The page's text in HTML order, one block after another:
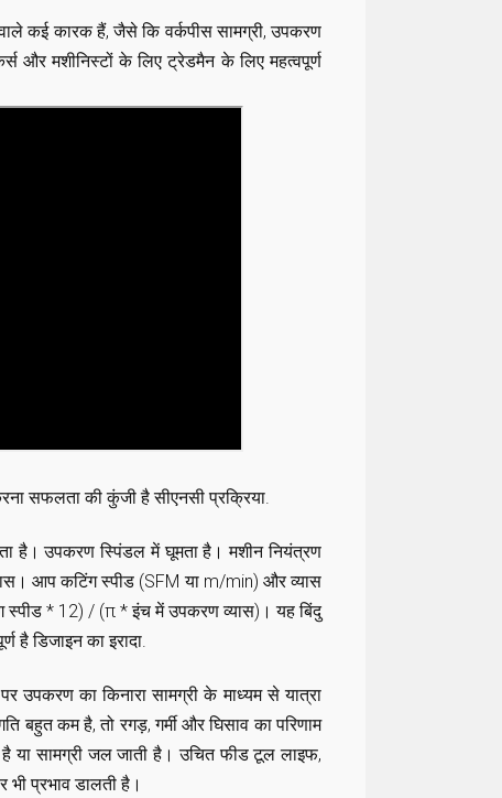
वाले कई कारक हैं, जैसे कि वर्कपीस सामग्री, उपकरण
और मशीनिस्टों के लिए ट्रेडमैन के लिए महत्वपूर्ण
सफलता की कुंजी हैसीएनसी प्रक्रिया.
है। उपकरण स्पिंडल में घूमता है। मशीन नियंत्रण
आप कटिंग स्पीड (SFM या m/min) और व्यास
* 12) / (π * इंच में उपकरण व्यास)। यह बिंदु
हैडिजाइन का इरादा.
उपकरण का किनारा सामग्री के माध्यम से यात्रा
बहुत कम है, तो रगड़, गर्मी और घिसाव का परिणाम
है या सामग्री जल जाती है। उचित फीड टूल लाइफ,
प्रभाव डालती है।